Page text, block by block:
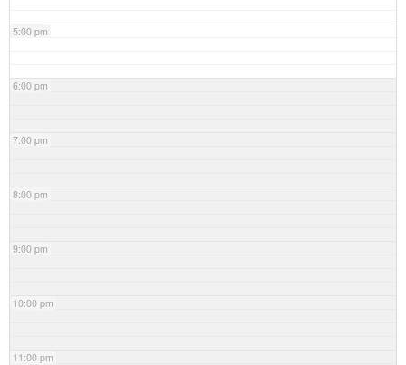
5:00 pm
6:00 pm
7:00 pm
8:00 pm
9:00 pm
10:00 pm
11:00 pm